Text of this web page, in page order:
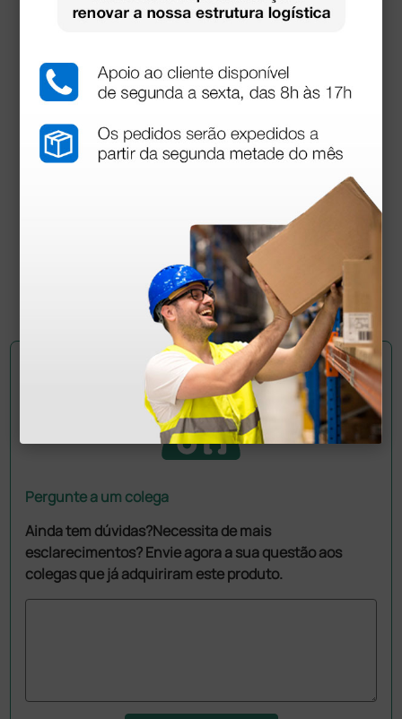
1 unidade
Pergunte a um colega
Ainda tem dúvidas?Necessita de mais
esclarecimentos? Envie agora a sua questão aos
colegas que já adquiriram este produto.